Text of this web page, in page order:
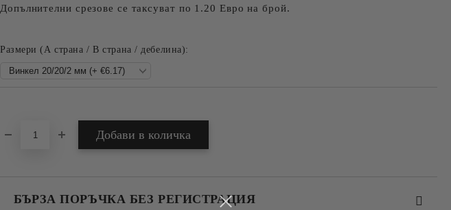
Допълнителни срезове се таксуват по 1.20 Евро на брой.
Размери (А страна / B страна / дебелина):
БЪРЗА ПОРЪЧКА БЕЗ РЕГИСТРАЦИЯ